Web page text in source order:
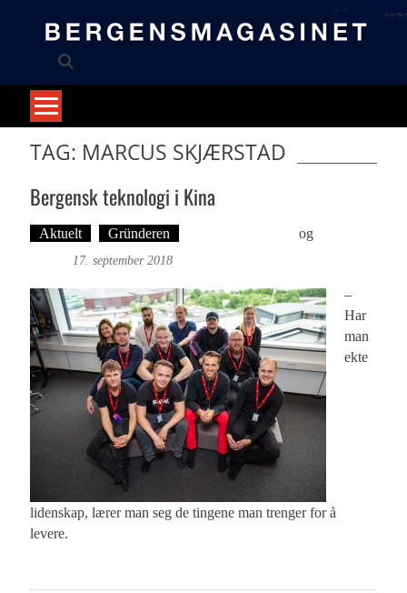
TAG: MARCUS SKJÆRSTAD
Bergensk teknologi i Kina
Aktuelt Gründeren og
17. september 2018
–
Har
man
ekte
lidenskap, lærer man seg de tingene man trenger for å
levere.